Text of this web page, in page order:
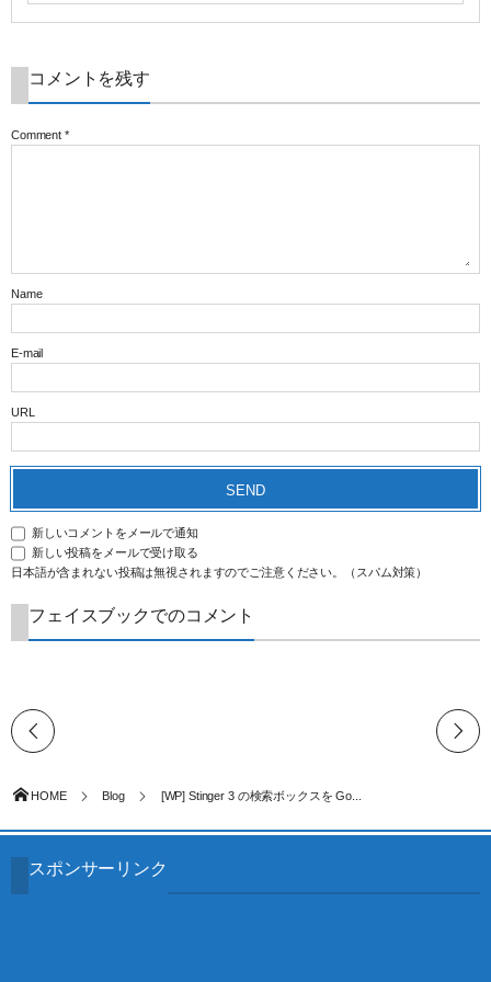
コメントを残す
Comment *
Name
E-mail
URL
新しいコメントをメールで通知
新しい投稿をメールで受け取る
日本語が含まれない投稿は無視されますのでご注意ください。（スパム対策）
フェイスブックでのコメント
HOME Blog [WP] Stinger 3 の検索ボックスを Go...
スポンサーリンク